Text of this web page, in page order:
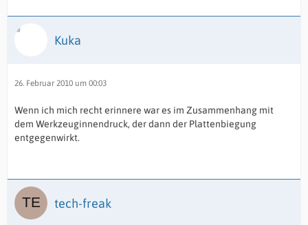
Kuka
26. Februar 2010 um 00:03
Wenn ich mich recht erinnere war es im Zusammenhang mit
dem Werkzeuginnendruck, der dann der Plattenbiegung
entgegenwirkt.
tech-freak